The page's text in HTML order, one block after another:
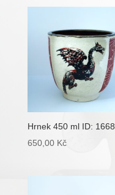
Hrnek 450 ml ID: 1668
650,00 Kč